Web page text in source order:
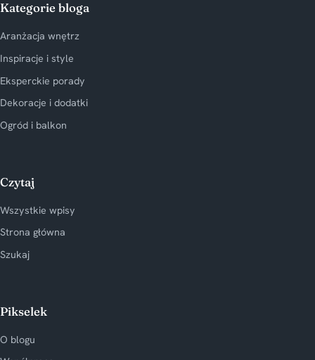
Kategorie bloga
Aranżacja wnętrz
Inspiracje i style
Eksperckie porady
Dekoracje i dodatki
Ogród i balkon
Czytaj
Wszystkie wpisy
Strona główna
Szukaj
Pikselek
O blogu